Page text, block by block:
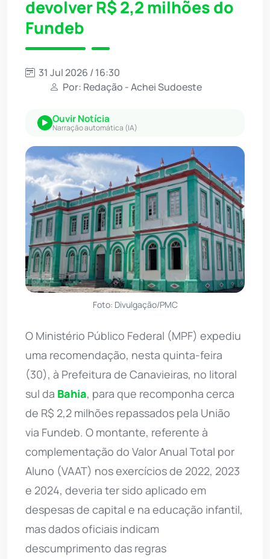
devolver R$ 2,2 milhões do
Fundeb
31 Jul 2026 / 16:30
Por: Redação - Achei Sudoeste
Ouvir Notícia
Narração automática (IA)
Foto: Divulgação/PMC
O Ministério Público Federal (MPF) expediu
uma recomendação, nesta quinta-feira
(30), à Prefeitura de Canavieiras, no litoral
sul da Bahia, para que recomponha cerca
de R$ 2,2 milhões repassados pela União
via Fundeb. O montante, referente à
complementação do Valor Anual Total por
Aluno (VAAT) nos exercícios de 2022, 2023
e 2024, deveria ter sido aplicado em
despesas de capital e na educação infantil,
mas dados oficiais indicam
descumprimento das regras